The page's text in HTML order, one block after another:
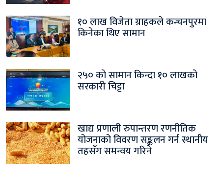
१० लाख विजेता ग्राहकले कन्चनपुरमा
किनेका थिए सामान
२५० को सामान किन्दा १० लाखको
सरकारी चिट्टा
खाद्य प्रणाली रुपान्तरण रणनीतिक
योजनाको विवरण सङ्कलन गर्न स्थानीय
तहसँग समन्वय गरिने